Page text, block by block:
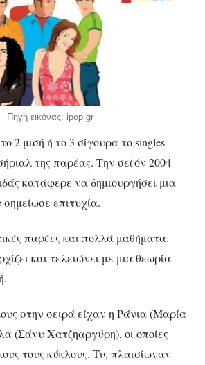
Πηγή εικόνας: ipop.gr
2 μισή ή το 3 σίγουρα το singles
της παρέας. Την σεζόν 2004-
κατάφερε να δημιουργήσει μια
επιτυχία.
παρέες και πολλά μαθήματα.
και τελειώνει με μια θεωρία
στην σειρά είχαν η Ράνια (Μαρία
(Σάνυ Χατζηαργύρη), οι οποίες
τους κύκλους. Τις πλαισίωναν